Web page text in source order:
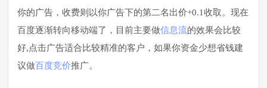
你的广告，收费则以你广告下的第二名出价+0.1收取。现在
百度逐渐转向移动端了，目前主要做信息流的效果会比较
好,点击广告适合比较精准的客户，如果你资金少想省钱建
议做百度竞价推广。